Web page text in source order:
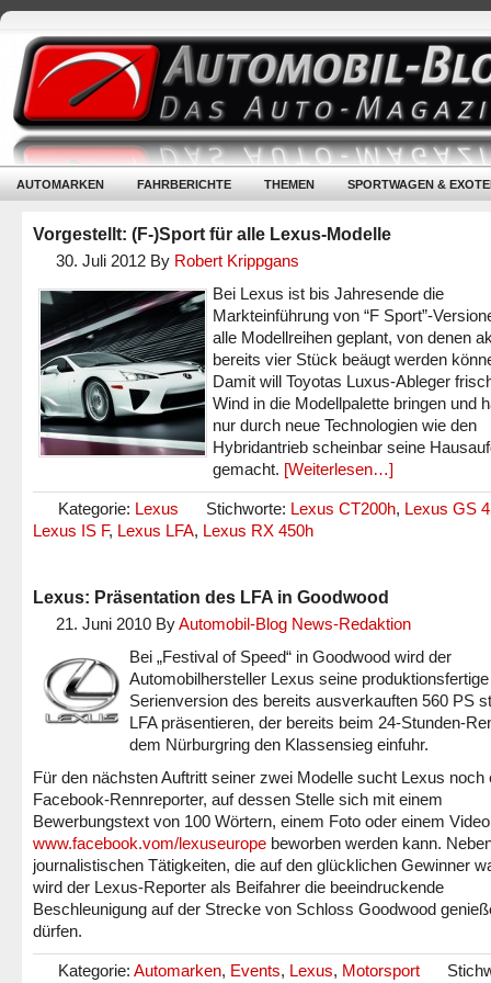
AUTOMARKEN FAHRBERICHTE THEMEN SPORTWAGEN &
Vorgestellt: (F-)Sport für alle Lexus-Modelle
30. Juli 2012 By Robert Krippgans
Bei Lexus ist bis Jahresende die
Markteinführung von “F Sport”-
alle Modellreihen geplant, von denen
bereits vier Stück beäugt werden
Damit will Toyotas Luxus-Ableger
Wind in die Modellpalette bringen und
nur durch neue Technologien wie den
Hybridantrieb scheinbar seine
gemacht. [Weiterlesen…]
Kategorie: Lexus Stichworte: Lexus CT200h, Lexus GS
Lexus IS F, Lexus LFA, Lexus RX 450h
Lexus: Präsentation des LFA in Goodwood
21. Juni 2010 ByAutomobil-Blog News-Redaktion
Bei „Festival of Speed“ in Goodwood wird der
Automobilhersteller Lexus seine produktionsfertige
Serienversion des bereits ausverkauften 560 PS
LFA präsentieren, der bereits beim 24-Stunden-
dem Nürburgring den Klassensieg einfuhr.
Für den nächsten Auftritt seiner zwei Modelle sucht Lexus noch
Facebook-Rennreporter, auf dessen Stelle sich mit einem
Bewerbungstext von 100 Wörtern, einem Foto oder einem
www.facebook.vom/lexuseurope beworben werden kann.
journalistischen Tätigkeiten, die auf den glücklichen Gewinner
wird der Lexus-Reporter als Beifahrer die beeindruckende
Beschleunigung auf der Strecke von Schloss Goodwood
dürfen.
Kategorie: Automarken, Events, Lexus, Motorsport